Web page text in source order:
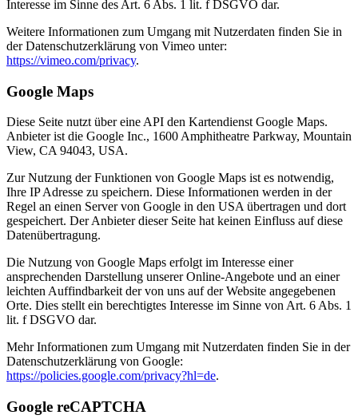
Interesse im Sinne des Art. 6 Abs. 1 lit. f DSGVO dar.
Weitere Informationen zum Umgang mit Nutzerdaten finden Sie in
der Datenschutzerklärung von Vimeo unter:
https://vimeo.com/privacy.
Google Maps
Diese Seite nutzt über eine API den Kartendienst Google Maps.
Anbieter ist die Google Inc., 1600 Amphitheatre Parkway, Mountain
View, CA 94043, USA.
Zur Nutzung der Funktionen von Google Maps ist es notwendig,
Ihre IP Adresse zu speichern. Diese Informationen werden in der
Regel an einen Server von Google in den USA übertragen und dort
gespeichert. Der Anbieter dieser Seite hat keinen Einfluss auf diese
Datenübertragung.
Die Nutzung von Google Maps erfolgt im Interesse einer
ansprechenden Darstellung unserer Online-Angebote und an einer
leichten Auffindbarkeit der von uns auf der Website angegebenen
Orte. Dies stellt ein berechtigtes Interesse im Sinne von Art. 6 Abs. 1
lit. f DSGVO dar.
Mehr Informationen zum Umgang mit Nutzerdaten finden Sie in der
Datenschutzerklärung von Google:
https://policies.google.com/privacy?hl=de.
Google reCAPTCHA